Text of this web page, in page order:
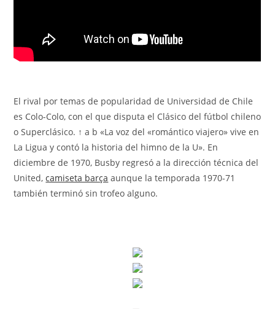
El rival por temas de popularidad de Universidad de Chile
es Colo-Colo, con el que disputa el Clásico del fútbol chileno
o Superclásico. ↑ a b «La voz del «romántico viajero» vive en
La Ligua y contó la historia del himno de la U». En
diciembre de 1970, Busby regresó a la dirección técnica del
United,camiseta barça aunque la temporada 1970-71
también terminó sin trofeo alguno.